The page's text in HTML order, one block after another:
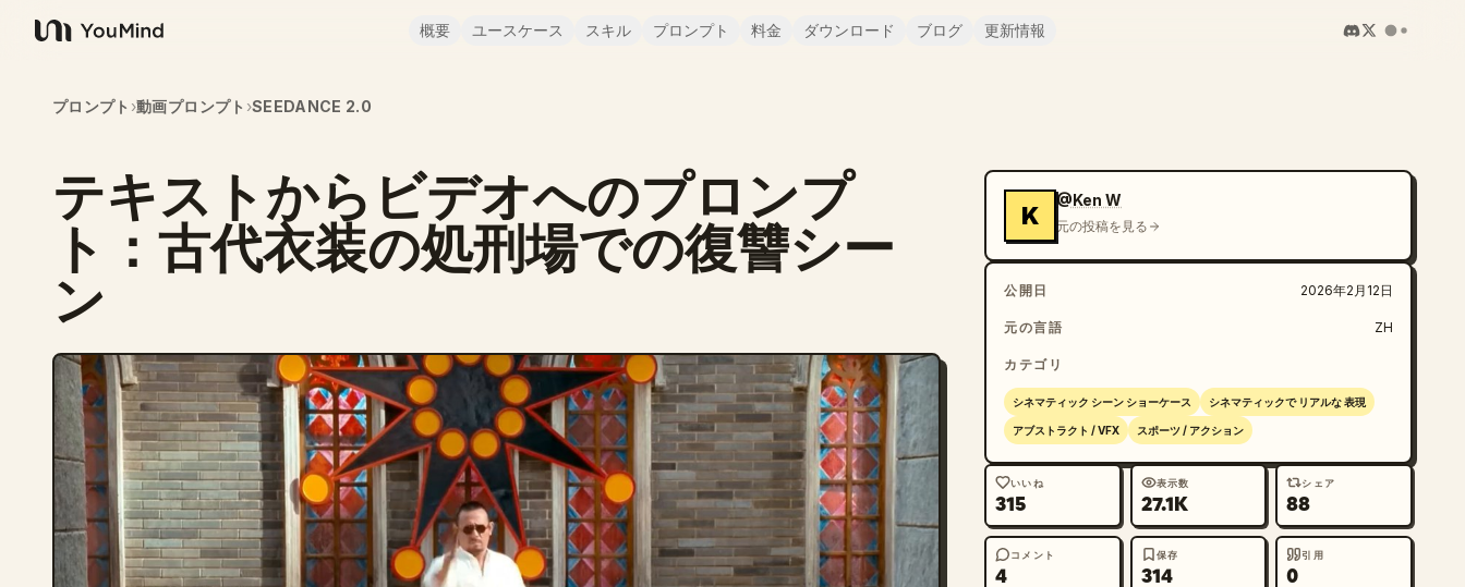
YouMind
概要 ユースケース スキル プロンプト 料金 ダウンロード ブログ 更新情報
プロンプト ›動画プロンプト ›SEEDANCE 2.0
テキストからビデオへのプロンプ
ト：古代衣装の処刑場での復讐シー
ン
K
@Ken W
元の投稿を見る
公開日 2026年2月12日
元の言語 ZH
カテゴリ
シネマティック シーン ショーケース シネマティックで リアルな 表現
アブストラクト / VFX スポーツ / アクション
いいね
315
表示数
27.1K
シェア
88
コメント
4
保存
314
引用
0